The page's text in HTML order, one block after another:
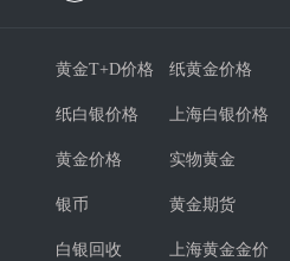
黄金T+D价格 纸黄金价格
纸白银价格 上海白银价格
黄金价格 实物黄金
银币 黄金期货
白银回收 上海黄金金价